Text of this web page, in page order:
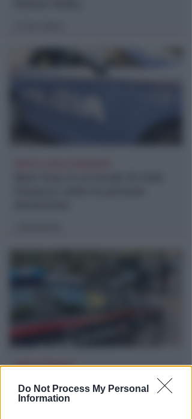
Do Not Process My Personal
Information
SARÀ ESTRADATO
spaccio. Latitante